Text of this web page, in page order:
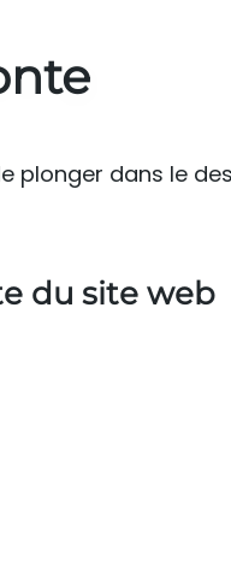
plonger dans le
du site web